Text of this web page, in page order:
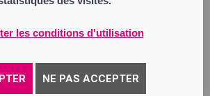
les conditions d'utilisation
NE PAS ACCEPTER
Limitée à Capital
du Pilat